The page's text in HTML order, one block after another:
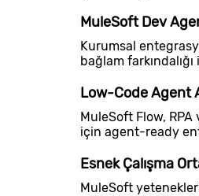
MuleSoft Dev
Kurumsal
bağlam
Low-Code Agent
MuleSoft Flow,
için agent-ready
Esnek Çalışma
MuleSoft